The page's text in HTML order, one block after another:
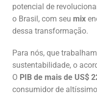
potencial de
o Brasil, com seu mix
dessa transformação.
Para nós, que
sustentabilidade, o
O PIB de mais de US$
consumidor de